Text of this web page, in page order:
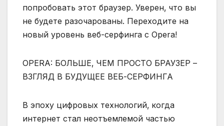
попробовать этот браузер. Уверен‚ что вы
не будете разочарованы. Переходите на
новый уровень веб-серфинга с Opera!
OPERA: БОЛЬШЕ‚ ЧЕМ ПРОСТО БРАУЗЕР –
ВЗГЛЯД В БУДУЩЕЕ ВЕБ-СЕРФИНГА
В эпоху цифровых технологий‚ когда
интернет стал неотъемлемой частью